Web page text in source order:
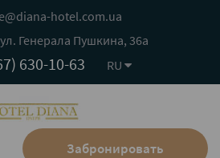
hotel.com.ua
Генерала Пушкина, 36а
630-10-63 RU
Забронировать